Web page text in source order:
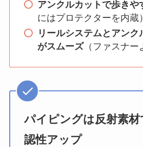
アンクルカットで歩きや
にはプロテクターを内蔵）
リールシステムとアンク
がスムーズ（ファスナー
パイピングは反射素材
認性アップ